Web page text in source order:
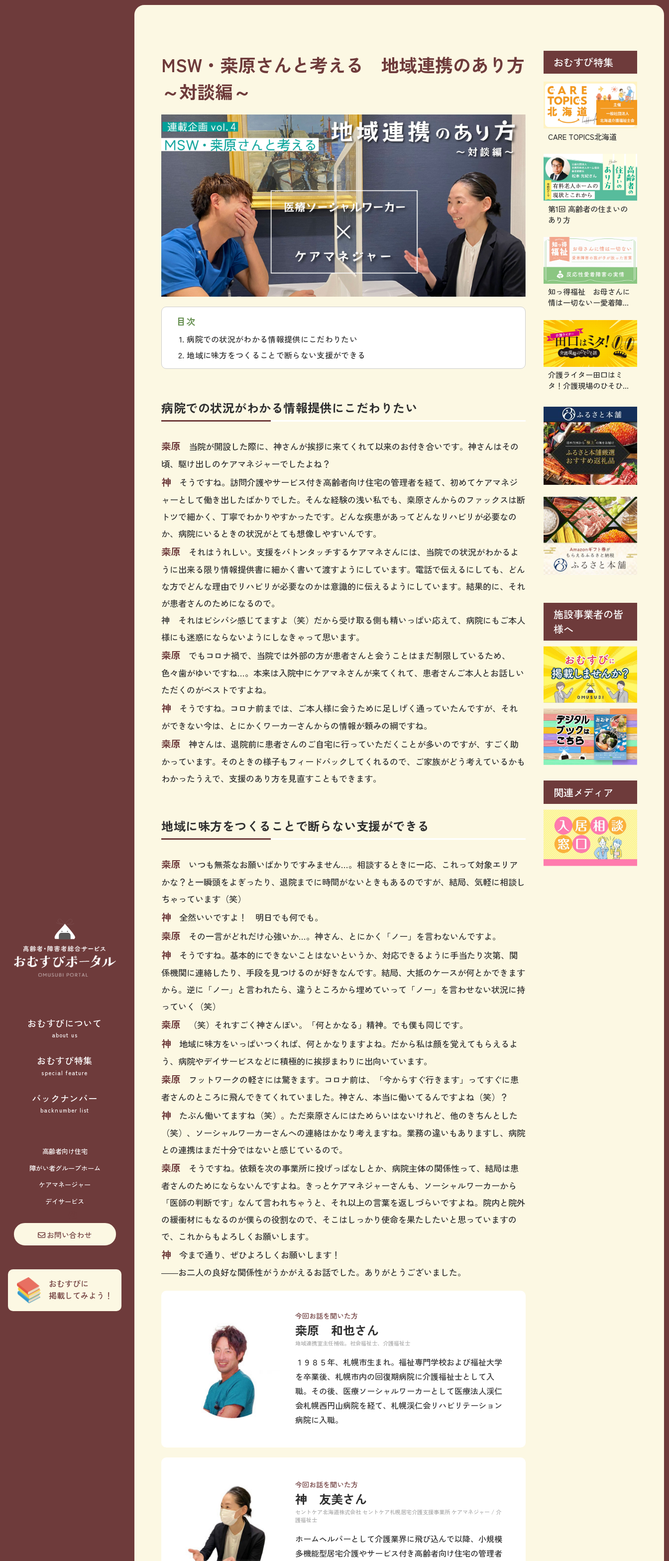
おむすびについて
about us
おむすび特集
special feature
バックナンバー
backnumber list
高齢者向け住宅
障がい者グループホーム
ケアマネージャー
デイサービス
お問い合わせ
おむすびに
掲載してみよう！
MSW・桒原さんと考える 地域連携のあり方
～対談編～
目次
病院での状況がわかる情報提供にこだわりたい
地域に味方をつくることで断らない支援ができる
病院での状況がわかる情報提供にこだわりたい
桒原 当院が開設した際に、神さんが挨拶に来てくれて以来のお付き合いです。神さんはその
頃、駆け出しのケアマネジャーでしたよね？
神 そうですね。訪問介護やサービス付き高齢者向け住宅の管理者を経て、初めてケアマネジ
ャーとして働き出したばかりでした。そんな経験の浅い私でも、桒原さんからのファックスは断
トツで細かく、丁寧でわかりやすかったです。どんな疾患があってどんなリハビリが必要なの
か、病院にいるときの状況がとても想像しやすいんです。
桒原 それはうれしい。支援をバトンタッチするケアマネさんには、当院での状況がわかるよ
うに出来る限り情報提供書に細かく書いて渡すようにしています。電話で伝えるにしても、どん
な方でどんな理由でリハビリが必要なのかは意識的に伝えるようにしています。結果的に、それ
が患者さんのためになるので。
神 それはビシバシ感じてますよ（笑）だから受け取る側も精いっぱい応えて、病院にもご本人
様にも迷惑にならないようにしなきゃって思います。
桒原 でもコロナ禍で、当院では外部の方が患者さんと会うことはまだ制限しているため、
色々歯がゆいですね…。本来は入院中にケアマネさんが来てくれて、患者さんご本人とお話しい
ただくのがベストですよね。
神 そうですね。コロナ前までは、ご本人様に会うために足しげく通っていたんですが、それ
ができない今は、とにかくワーカーさんからの情報が頼みの綱ですね。
桒原 神さんは、退院前に患者さんのご自宅に行っていただくことが多いのですが、すごく助
かっています。そのときの様子もフィードバックしてくれるので、ご家族がどう考えているかも
わかったうえで、支援のあり方を見直すこともできます。
地域に味方をつくることで断らない支援ができる
桒原 いつも無茶なお願いばかりですみません…。相談するときに一応、これって対象エリア
かな？と一瞬頭をよぎったり、退院までに時間がないときもあるのですが、結局、気軽に相談し
ちゃっています（笑）
神 全然いいですよ！ 明日でも何でも。
桒原 その一言がどれだけ心強いか…。神さん、とにかく「ノー」を言わないんですよ。
神 そうですね。基本的にできないことはないというか、対応できるように手当たり次第、関
係機関に連絡したり、手段を見つけるのが好きなんです。結局、大抵のケースが何とかできます
から。逆に「ノー」と言われたら、違うところから埋めていって「ノー」を言わせない状況に持
っていく（笑）
桒原 （笑）それすごく神さんぽい。「何とかなる」精神。でも僕も同じです。
神 地域に味方をいっぱいつくれば、何とかなりますよね。だから私は顔を覚えてもらえるよ
う、病院やデイサービスなどに積極的に挨拶まわりに出向いています。
桒原 フットワークの軽さには驚きます。コロナ前は、「今からすぐ行きます」ってすぐに患
者さんのところに飛んできてくれていました。神さん、本当に働いてるんですよね（笑）？
神 たぶん働いてますね（笑）。ただ桒原さんにはためらいはないけれど、他のきちんとした
（笑）、ソーシャルワーカーさんへの連絡はかなり考えますね。業務の違いもありますし、病院
との連携はまだ十分ではないと感じているので。
桒原 そうですね。依頼を次の事業所に投げっぱなしとか、病院主体の関係性って、結局は患
者さんのためにならないんですよね。きっとケアマネジャーさんも、ソーシャルワーカーから
「医師の判断です」なんて言われちゃうと、それ以上の言葉を返しづらいですよね。院内と院外
の緩衝材にもなるのが僕らの役割なので、そこはしっかり使命を果たしたいと思っていますの
で、これからもよろしくお願いします。
神 今まで通り、ぜひよろしくお願いします！
――お二人の良好な関係性がうかがえるお話でした。ありがとうございました。
今回お話を聞いた方
桒原 和也さん
地域連携室主任補佐。社会福祉士、介護福祉士
１９８５年、札幌市生まれ。福祉専門学校および福祉大学
を卒業後、札幌市内の回復期病院に介護福祉士として入
職。その後、医療ソーシャルワーカーとして医療法人渓仁
会札幌西円山病院を経て、札幌渓仁会リハビリテーション
病院に入職。
今回お話を聞いた方
神 友美さん
セントケア北海道株式会社 セントケア札幌居宅介護支援事業所 ケアマネジャー / 介
護福祉士
ホームヘルパーとして介護業界に飛び込んで以降、小規模
多機能型居宅介護やサービス付き高齢者向け住宅の管理者
おむすび特集
CARE TOPICS北海道
第1回 高齢者の住まいの
あり方
知っ得福祉 お母さんに
情は一切ないー愛着障害
介護ライター田口はミ
タ！介護現場のひそひそ
施設事業者の皆
様へ
関連メディア